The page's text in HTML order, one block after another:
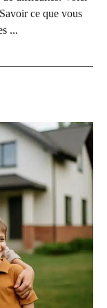
ce que vous
...